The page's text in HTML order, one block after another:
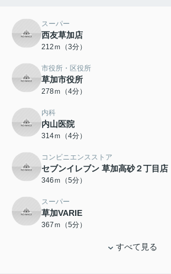
スーパー
西友草加店
212ｍ（3分）
市役所・区役所
草加市役所
278ｍ（4分）
内科
内山医院
314ｍ（4分）
コンビニエンスストア
セブンイレブン 草加高砂２丁目店
346ｍ（5分）
スーパー
草加VARIE
367ｍ（5分）
すべて見る